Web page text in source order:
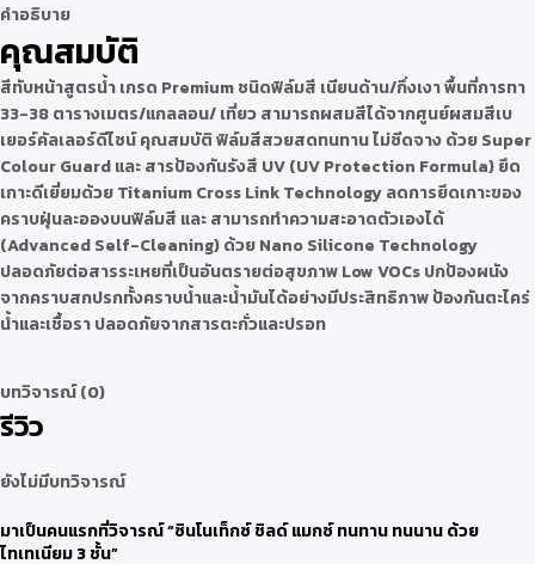
คำอธิบาย
คุณสมบัติ
สีทับหน้าสูตรน้ำ เกรด Premium ชนิดฟิล์มสี เนียนด้าน/กึ่งเงา พื้นที่การทา ​
33-38 ตารางเมตร/แกลลอน/ เที่ยว สามารถผสมสีได้จากศูนย์ผสมสีเบ
เยอร์คัลเลอร์ดีไซน์ คุณสมบัติ ฟิล์มสีสวยสดทนทาน ไม่ซีดจาง ด้วย Super
Colour Guard และ สารป้องกันรังสี UV (UV Protection Formula) ยึด
เกาะดีเยี่ยมด้วย Titanium Cross Link Technology ลดการยึดเกาะของ
คราบฝุ่นละอองบนฟิล์มสี และ สามารถทำความสะอาดตัวเองได้
(Advanced Self-Cleaning) ด้วย Nano Silicone Technology
ปลอดภัยต่อสารระเหยที่เป็นอันตรายต่อสุขภาพ Low VOCs ปกป้องผนัง
จากคราบสกปรกทั้งคราบน้ำและน้ำมันได้อย่างมีประสิทธิภาพ ป้องกันตะไคร่
น้ำและเชื้อรา ปลอดภัยจากสารตะกั่วและปรอท
บทวิจารณ์ (0)
รีวิว
ยังไม่มีบทวิจารณ์
มาเป็นคนแรกที่วิจารณ์ “ซินโนเท็กซ์ ชิลด์ แมกซ์ ทนทาน ทนนาน ด้วย
ไทเทเนียม 3 ชั้น”